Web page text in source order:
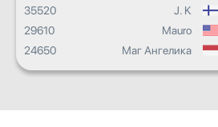
J. K
35520
Mauro
29610
Маг Ангелика
24650